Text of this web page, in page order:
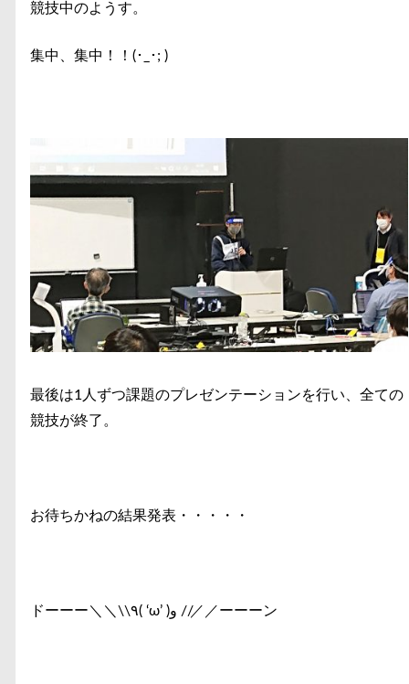
競技中のようす。
集中、集中！！(･_･; )
最後は1人ずつ課題のプレゼンテーションを行い、全ての
競技が終了。
お待ちかねの結果発表・・・・・
ドーーー＼＼\\٩( ‘ω’ )و //／／ーーーン